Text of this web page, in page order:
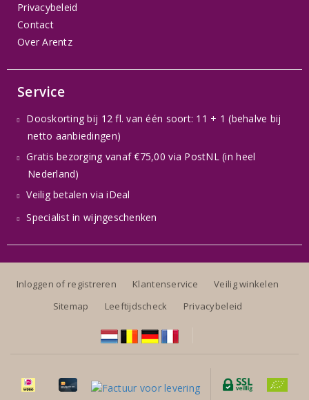
Privacybeleid
Contact
Over Arentz
Service
Dooskorting bij 12 fl. van één soort: 11 + 1 (behalve bij
netto aanbiedingen)
Gratis bezorging vanaf €75,00 via PostNL (in heel
Nederland)
Veilig betalen via iDeal
Specialist in wijngeschenken
Inloggen of registreren Klantenservice
Veilig winkelen
Sitemap
Leeftijdscheck Privacybeleid